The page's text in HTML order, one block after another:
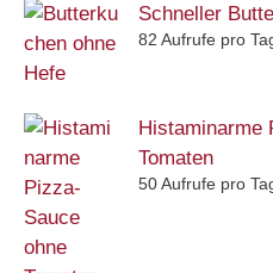
Schneller
82 Aufrufe pro
Histaminarme
Tomaten
50 Aufrufe pro